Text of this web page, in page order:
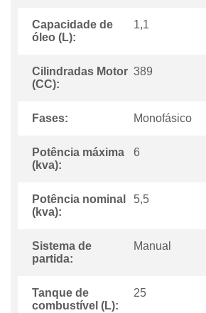
Capacidade de
óleo (L):
1,1
Cilindradas Motor
(CC):
389
Fases: Monofásico
Potência máxima
(kva):
6
Potência nominal
(kva):
5,5
Sistema de
partida:
Manual
Tanque de
combustível (L):
25